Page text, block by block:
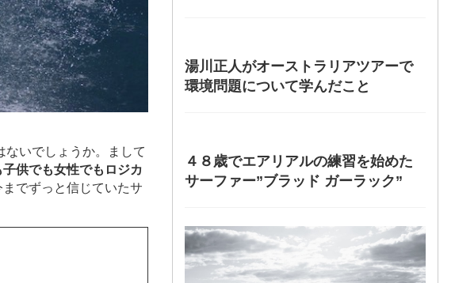
いでしょうか。まして
供でも女性でもロジカ
でずっと信じていたサ
湯川正人がオーストラリアツアーで
環境問題について学んだこと
４８歳でエアリアルの練習を始めた
サーファー”ブラッド ガーラック”